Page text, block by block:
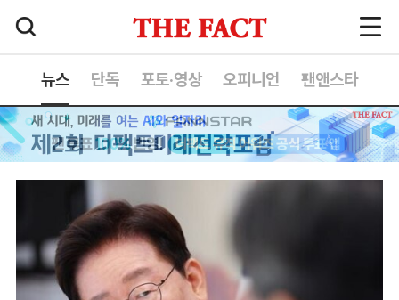
뉴스 단독 포토·영상 오피니언 팬앤스타